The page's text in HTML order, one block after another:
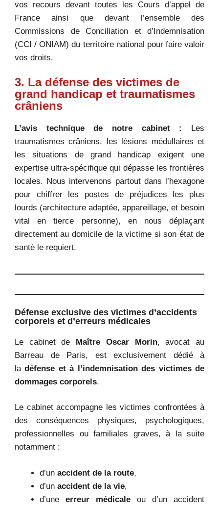
vos recours devant toutes les Cours d’appel de
France ainsi que devant l’ensemble des
Commissions de Conciliation et d’Indemnisation
(CCI / ONIAM) du territoire national pour faire valoir
vos droits.
3. La défense des victimes de
grand handicap et traumatismes
crâniens
L’avis technique de notre cabinet :
Les
traumatismes crâniens, les lésions médullaires et
les situations de grand handicap exigent une
expertise ultra-spécifique qui dépasse les frontières
locales. Nous intervenons partout dans l’hexagone
pour chiffrer les postes de préjudices les plus
lourds (architecture adaptée, appareillage, et besoin
vital en tierce personne), en nous déplaçant
directement au domicile de la victime si son état de
santé le requiert.
Défense exclusive des victimes d’accidents
corporels et d’erreurs médicales
Le cabinet de Maître Oscar Morin, avocat au
Barreau de Paris, est exclusivement dédié à
ladéfense et à l’indemnisation des victimes de
dommages corporels.
Le cabinet accompagne les victimes confrontées à
des conséquences physiques, psychologiques,
professionnelles ou familiales graves, à la suite
notamment :
d’un accident de la route,
d’un accident de la vie,
d’une erreur médicale ou d’un accident